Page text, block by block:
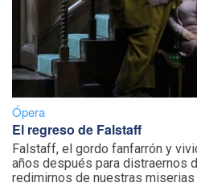
Ópera
El regreso de Falstaff
Falstaff, el gordo fanfarrón y
años después para distraernos
redimirnos de nuestras miserias